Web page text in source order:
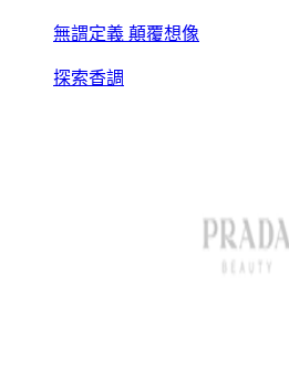
無謂定義 顛覆想像
探索香調